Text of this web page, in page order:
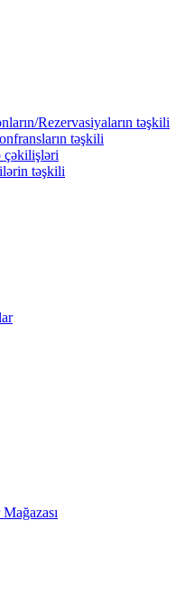
Rezervasiyaların təşkili
təşkili
çəkilişləri
təşkili